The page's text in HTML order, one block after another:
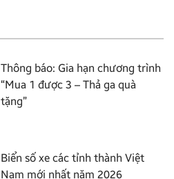
Thông báo: Gia hạn chương trình
“Mua 1 được 3 – Thả ga quà
tặng”
Biển số xe các tỉnh thành Việt
Nam mới nhất năm 2026